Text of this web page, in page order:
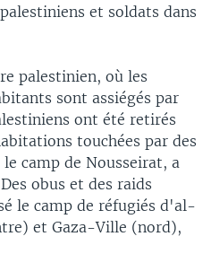
et soldats dans
palestinien, où les
sont assiégés par
ont été retirés
touchées par des
camp de Nousseirat, a
obus et des raids
le camp de réfugiés d'al-
et Gaza-Ville (nord),